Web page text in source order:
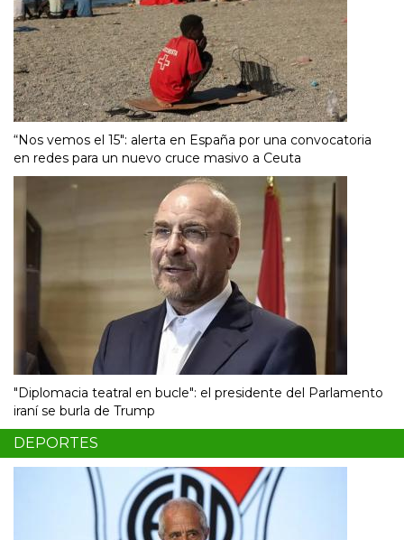
“Nos vemos el 15″: alerta en España por una convocatoria
en redes para un nuevo cruce masivo a Ceuta
"Diplomacia teatral en bucle": el presidente del Parlamento
iraní se burla de Trump
DEPORTES